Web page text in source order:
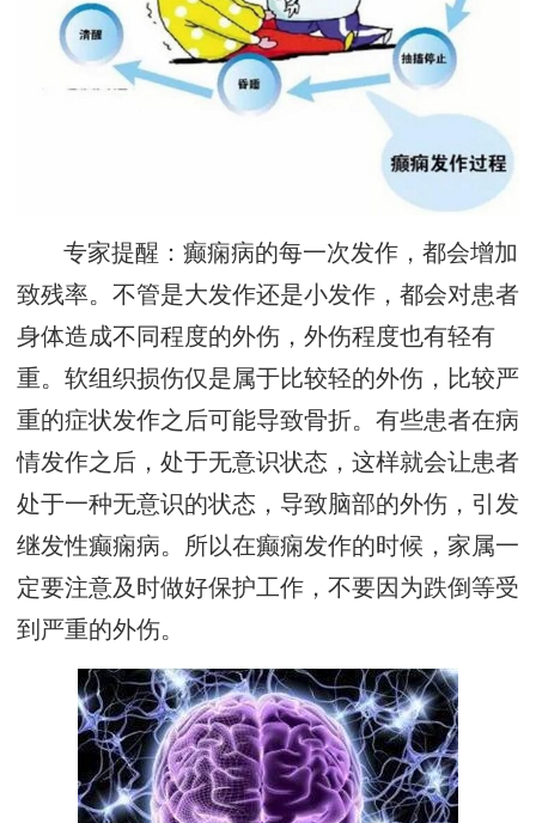
专家提醒：癫痫病的每一次发作，都会增加
致残率。不管是大发作还是小发作，都会对患者
身体造成不同程度的外伤，外伤程度也有轻有
重。软组织损伤仅是属于比较轻的外伤，比较严
重的症状发作之后可能导致骨折。有些患者在病
情发作之后，处于无意识状态，这样就会让患者
处于一种无意识的状态，导致脑部的外伤，引发
继发性癫痫病。所以在癫痫发作的时候，家属一
定要注意及时做好保护工作，不要因为跌倒等受
到严重的外伤。